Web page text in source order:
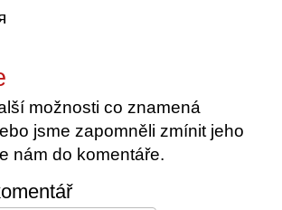
možnosti co znamená
jsme zapomněli zmínit jeho
nám do komentáře.